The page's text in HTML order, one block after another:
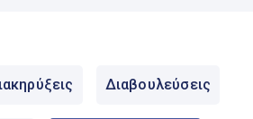
Διαβουλεύσεις